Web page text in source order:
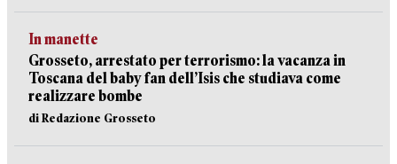
In manette
Grosseto, arrestato per terrorismo: la vacanza in
Toscana del baby fan dell’Isis che studiava come
realizzare bombe
di Redazione Grosseto